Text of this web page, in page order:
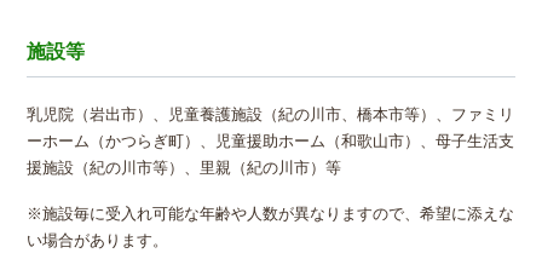
施設等
乳児院（岩出市）、児童養護施設（紀の川市、橋本市等）、ファミリ
ーホーム（かつらぎ町）、児童援助ホーム（和歌山市）、母子生活支
援施設（紀の川市等）、里親（紀の川市）等
※施設毎に受入れ可能な年齢や人数が異なりますので、希望に添えな
い場合があります。